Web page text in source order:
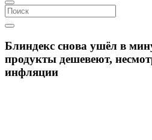
Блиндекс снова ушёл в
продукты дешевеют,
инфляции